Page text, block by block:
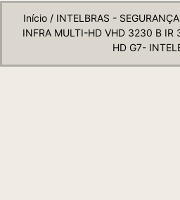
Início/ INTELBRAS -
INFRA MULTI-HD VHD 3230 B IR
HD G7-